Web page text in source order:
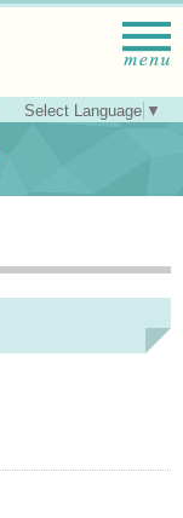
Select Language ▼